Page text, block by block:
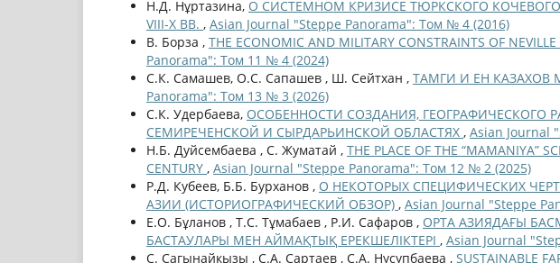
Н.Д. Нұртазина, О СИСТЕМНОМ КРИЗИСЕ ТЮРКСКОГО
VIII-X ВВ. , Asian Journal "Steppe Panorama": Том № 4 (2016)
В. Борза , THE ECONOMIC AND MILITARY CONSTRAINTS OF
Panorama": Том 11 № 4 (2024)
С.К. Самашев, О.С. Сапашев , Ш. Сейтхан , ТАМГИ И ЕН КАЗАХОВ
Panorama": Том 13 № 3 (2026)
С.К. Удербаева, ОСОБЕННОСТИ СОЗДАНИЯ, ГЕОГРАФИЧЕСКОГО
СЕМИРЕЧЕНСКОЙ И СЫРДАРЬИНСКОЙ ОБЛАСТЯХ , Asian Journal
Н.Б. Дуйсембаева , С. Жуматай , THE PLACE OF THE “MAMANIYA”
CENTURY , Asian Journal "Steppe Panorama": Том 12 № 2 (2025)
Р.Д. Кубеев, Б.Б. Бурханов , О НЕКОТОРЫХ СПЕЦИФИЧЕСКИХ
АЗИИ (ИСТОРИОГРАФИЧЕСКИЙ ОБЗОР) , Asian Journal "Steppe
Е.О. Бұланов , Т.С. Тұмабаев , Р.И. Сафаров , ОРТА АЗИЯДАҒЫ
БАСТАУЛАРЫ МЕН АЙМАҚТЫҚ ЕРЕКШЕЛІКТЕРІ , Asian Journal
С. Сагынайкызы , С.A. Сартаев , С.A. Нусупбаева , SUSTAINABLE